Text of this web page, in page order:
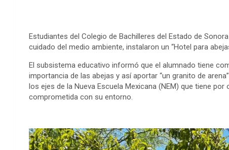
Estudiantes del Colegio de Bachilleres del Estado de
cuidado del medio ambiente, instalaron un “Hotel para
El subsistema educativo informó que el alumnado tiene
importancia de las abejas y así aportar “un granito de
los ejes de la Nueva Escuela Mexicana (NEM) que tiene
comprometida con su entorno.